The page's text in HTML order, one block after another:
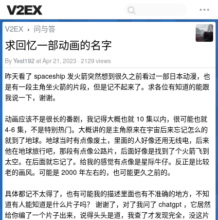
V2EX › 问与答
求回忆一部动画的名字
ByYest192at Apr 21, 2023 · 2129 views
昨天看了 spaceship 发火箭突然想到很久之前看过一部日本动漫，也
是有一段主角坐火箭的片段，但是记不起来了。求各位有知道的能跟
我说一下，谢谢。
动画应该不是很长的番剧，我记得大概也就 10 集以内，很可能也就
4-6 集，不是特别热门。大概讲的是主角原来在宇宙后来忘记怎么的
就到了地球。地球当时有点像废土，里面的人好像还用无线电，后来
他在地球旅行吧，那段有点像公路片，后面好像是找到了个火箭飞到
太空。在后面就忘记了。给我的感觉有点像是星际牛仔。反正是比较
老的画风。可能是 2000 年左右的，也可能更久之前的。
具体都记不太得了，也有可能我的描述里面也有不准确的地方，不知
道有人能知道是什么片子吗？ 谢谢了，对了我问了 chatgpt ，它居然
给你编了一个片子出来，说得头头是道，我查了才发现完全，没这片